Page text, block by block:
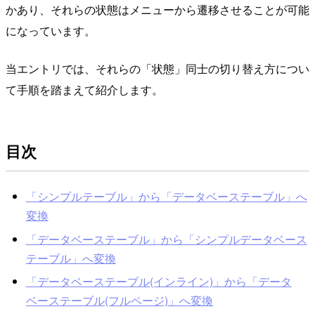
かあり、それらの状態はメニューから遷移させることが可能
になっています。
当エントリでは、それらの「状態」同士の切り替え方につい
て手順を踏まえて紹介します。
目次
「シンプルテーブル」から「データベーステーブル」へ
変換
「データベーステーブル」から「シンプルデータベース
テーブル」へ変換
「データベーステーブル(インライン)」から「データ
ベーステーブル(フルページ)」へ変換